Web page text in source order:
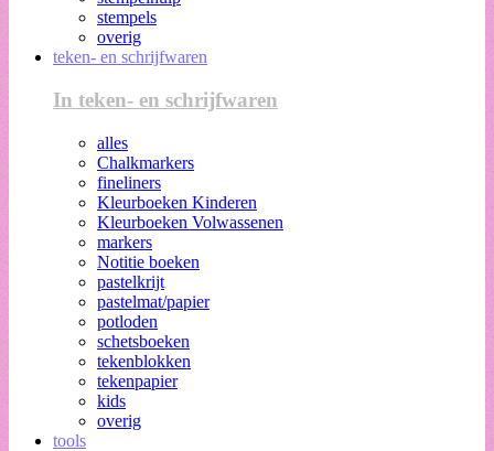
stempels
overig
teken- en schrijfwaren
In teken- en schrijfwaren
alles
Chalkmarkers
fineliners
Kleurboeken Kinderen
Kleurboeken Volwassenen
markers
Notitie boeken
pastelkrijt
pastelmat/papier
potloden
schetsboeken
tekenblokken
tekenpapier
kids
overig
tools